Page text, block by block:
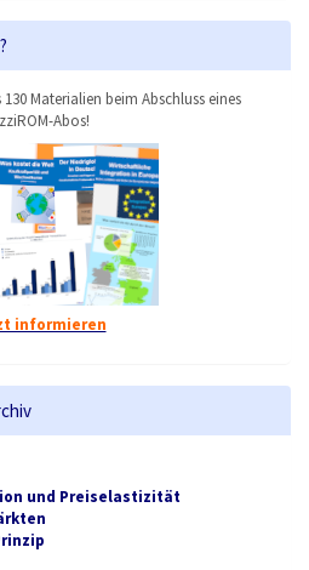
Materialien beim Abschluss eines
Abos!
informieren
und Preiselastizität